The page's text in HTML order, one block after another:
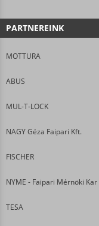
PARTNEREINK
MOTTURA
ABUS
MUL-T-LOCK
NAGY Géza Faipari Kft.
FISCHER
NYME - Faipari Mérnöki Kar
TESA